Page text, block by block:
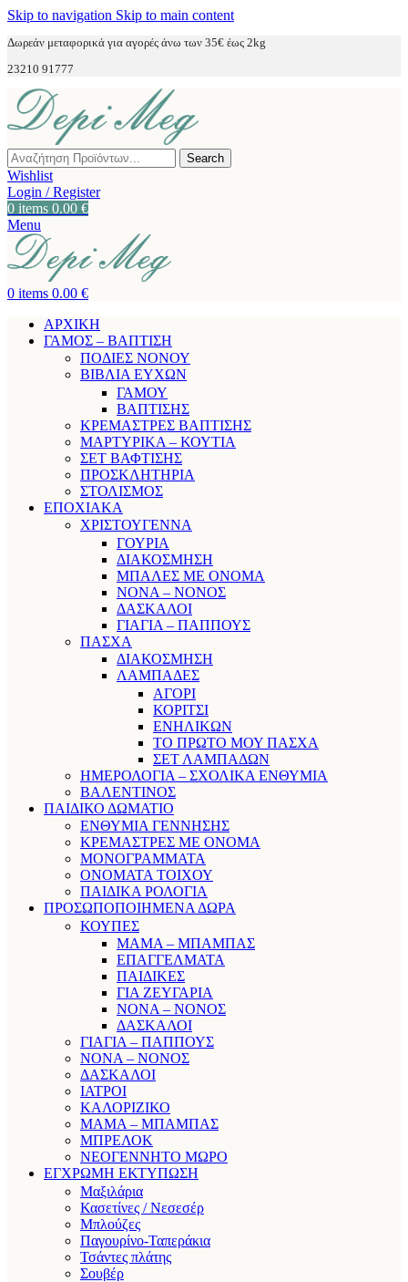
Skip to navigation Skip to main content
Δωρεάν μεταφορικά για αγορές άνω των 35€ έως 2kg
23210 91777
Search
Wishlist
Login / Register
0 items 0.00 €
Menu
0 items 0.00 €
ΑΡΧΙΚΗ
ΓΑΜΟΣ – ΒΑΠΤΙΣΗ
ΠΟΔΙΕΣ ΝΟΝΟΥ
ΒΙΒΛΙΑ ΕΥΧΩΝ
ΓΑΜΟΥ
ΒΑΠΤΙΣΗΣ
ΚΡΕΜΑΣΤΡΕΣ ΒΑΠΤΙΣΗΣ
ΜΑΡΤΥΡΙΚΑ – ΚΟΥΤΙΑ
ΣΕΤ ΒΑΦΤΙΣΗΣ
ΠΡΟΣΚΛΗΤΗΡΙΑ
ΣΤΟΛΙΣΜΟΣ
ΕΠΟΧΙΑΚΑ
ΧΡΙΣΤΟΥΓΕΝΝΑ
ΓΟΥΡΙΑ
ΔΙΑΚΟΣΜΗΣΗ
ΜΠΑΛΕΣ ΜΕ ΟΝΟΜΑ
ΝΟΝΑ – ΝΟΝΟΣ
ΔΑΣΚΑΛΟΙ
ΓΙΑΓΙΑ – ΠΑΠΠΟΥΣ
ΠΑΣΧΑ
ΔΙΑΚΟΣΜΗΣΗ
ΛΑΜΠΑΔΕΣ
ΑΓΟΡΙ
ΚΟΡΙΤΣΙ
ΕΝΗΛΙΚΩΝ
ΤΟ ΠΡΩΤΟ ΜΟΥ ΠΑΣΧΑ
ΣΕΤ ΛΑΜΠΑΔΩΝ
ΗΜΕΡΟΛΟΓΙΑ – ΣΧΟΛΙΚΑ ΕΝΘΥΜΙΑ
ΒΑΛΕΝΤΙΝΟΣ
ΠΑΙΔΙΚΟ ΔΩΜΑΤΙΟ
ΕΝΘΥΜΙΑ ΓΕΝΝΗΣΗΣ
ΚΡΕΜΑΣΤΡΕΣ ΜΕ ΟΝΟΜΑ
ΜΟΝΟΓΡΑΜΜΑΤΑ
ΟΝΟΜΑΤΑ ΤΟΙΧΟΥ
ΠΑΙΔΙΚΑ ΡΟΛΟΓΙΑ
ΠΡΟΣΩΠΟΠΟΙΗΜΕΝΑ ΔΩΡΑ
ΚΟΥΠΕΣ
ΜΑΜΑ – ΜΠΑΜΠΑΣ
ΕΠΑΓΓΕΛΜΑΤΑ
ΠΑΙΔΙΚΕΣ
ΓΙΑ ΖΕΥΓΑΡΙΑ
ΝΟΝΑ – ΝΟΝΟΣ
ΔΑΣΚΑΛΟΙ
ΓΙΑΓΙΑ – ΠΑΠΠΟΥΣ
ΝΟΝΑ – ΝΟΝΟΣ
ΔΑΣΚΑΛΟΙ
ΙΑΤΡΟΙ
ΚΑΛΟΡΙΖΙΚΟ
ΜΑΜΑ – ΜΠΑΜΠΑΣ
ΜΠΡΕΛΟΚ
ΝΕΟΓΕΝΝΗΤΟ ΜΩΡΟ
ΕΓΧΡΩΜΗ ΕΚΤΥΠΩΣΗ
Μαξιλάρια
Κασετίνες / Νεσεσέρ
Μπλούζες
Παγουρίνο-Ταπεράκια
Τσάντες πλάτης
Σουβέρ